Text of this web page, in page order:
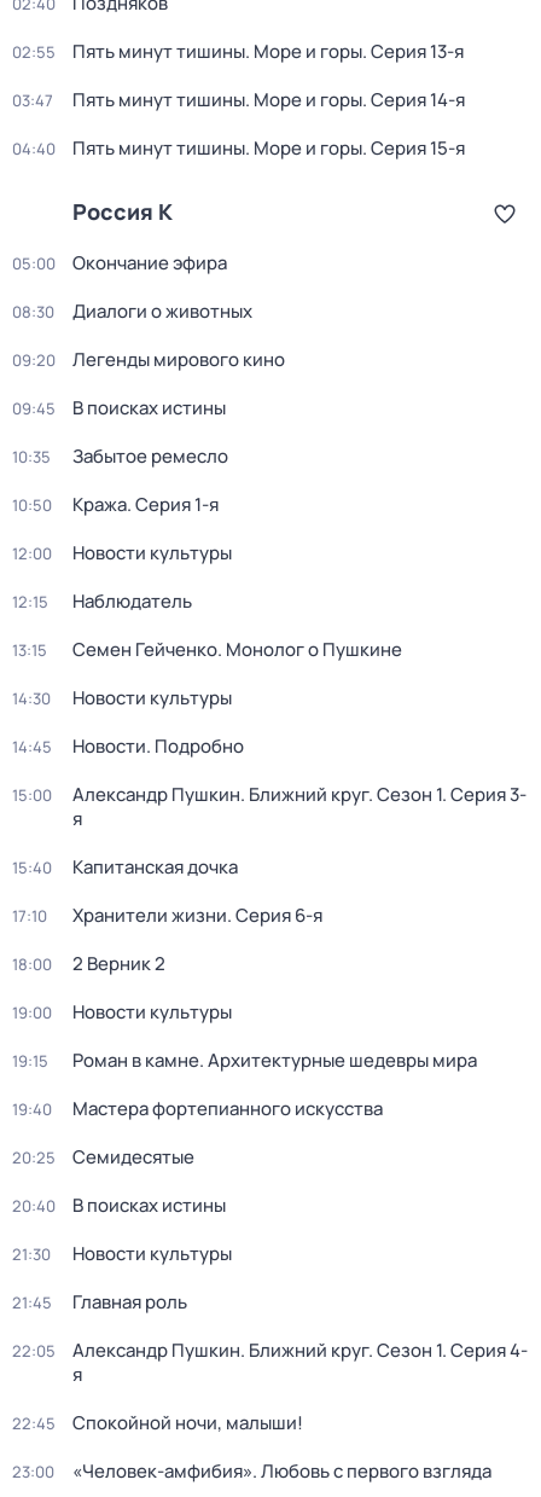
02:55 Пять минут тишины. Море и горы. Серия 13-я
03:47 Пять минут тишины. Море и горы. Серия 14-я
04:40 Пять минут тишины. Море и горы. Серия 15-я
Россия К
05:00 Окончание эфира
08:30 Диалоги о животных
09:20 Легенды мирового кино
09:45 В поисках истины
10:35 Забытое ремесло
10:50 Кража. Серия 1-я
12:00 Новости культуры
12:15 Наблюдатель
13:15 Семен Гейченко. Монолог о Пушкине
14:30 Новости культуры
14:45 Новости. Подробно
15:00 Александр Пушкин. Ближний круг. Сезон 1. Серия 3-
я
15:40 Капитанская дочка
17:10 Хранители жизни. Серия 6-я
18:00 2 Верник 2
19:00 Новости культуры
19:15 Роман в камне. Архитектурные шедевры мира
19:40 Мастера фортепианного искусства
20:25 Семидесятые
20:40 В поисках истины
21:30 Новости культуры
21:45 Главная роль
22:05 Александр Пушкин. Ближний круг. Сезон 1. Серия 4-
я
22:45 Спокойной ночи, малыши!
23:00 «Человек-амфибия». Любовь с первого взгляда